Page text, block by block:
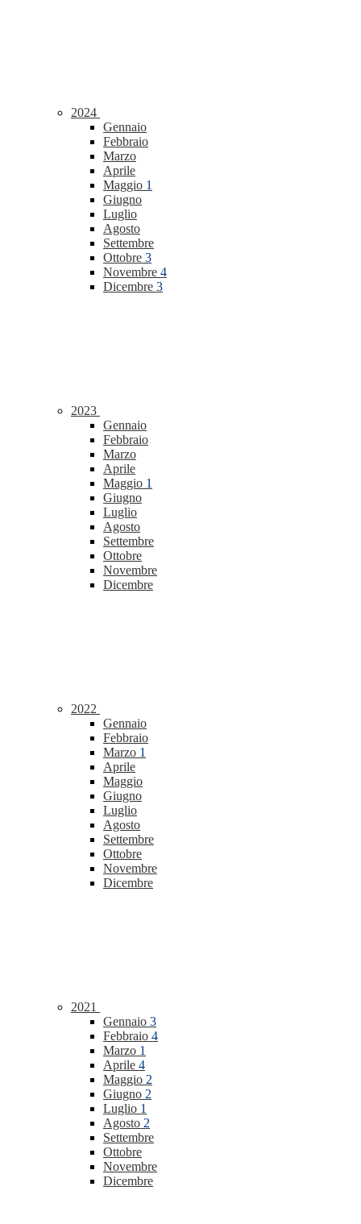
2024
Gennaio
Febbraio
Marzo
Aprile
Maggio 1
Giugno
Luglio
Agosto
Settembre
Ottobre 3
Novembre 4
Dicembre 3
2023
Gennaio
Febbraio
Marzo
Aprile
Maggio 1
Giugno
Luglio
Agosto
Settembre
Ottobre
Novembre
Dicembre
2022
Gennaio
Febbraio
Marzo 1
Aprile
Maggio
Giugno
Luglio
Agosto
Settembre
Ottobre
Novembre
Dicembre
2021
Gennaio 3
Febbraio 4
Marzo 1
Aprile 4
Maggio 2
Giugno 2
Luglio 1
Agosto 2
Settembre
Ottobre
Novembre
Dicembre